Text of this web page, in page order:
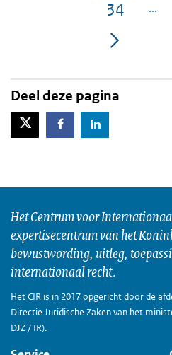
Pagina
34
Deel deze pagina
X-TwitterFacebookLinkedIn
Het Centrum voor
expertisecentrum van het
bewustwording, uitleg,
internationaal recht.
Het CIR is in 2017 opgericht door de
Directie Juridische Zaken van het
DJZ / IR).